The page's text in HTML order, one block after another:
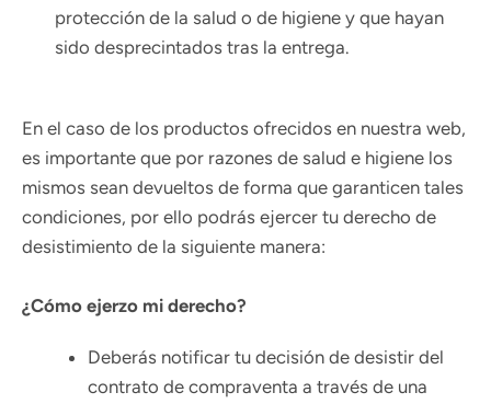
protección de la salud o de higiene y que hayan
sido desprecintados tras la entrega.
En el caso de los productos ofrecidos en nuestra web,
es importante que por razones de salud e higiene los
mismos sean devueltos de forma que garanticen tales
condiciones, por ello podrás ejercer tu derecho de
desistimiento de la siguiente manera:
¿Cómo ejerzo mi derecho?
Deberás notificar tu decisión de desistir del
contrato de compraventa a través de una